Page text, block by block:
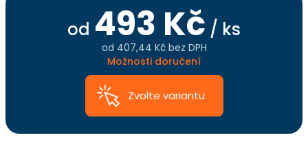
Zvolte variantu
od 493 Kč / ks
od 407,44 Kčbez DPH
Měrná
cena:
Možnosti doručení